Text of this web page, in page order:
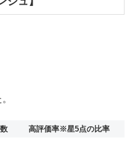
高評価率※星5点の比率